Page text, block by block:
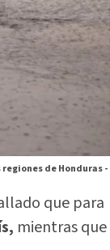
de Honduras -
que para
mientras que